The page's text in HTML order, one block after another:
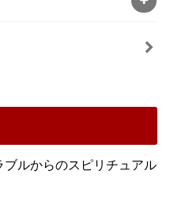
ブルからのスピリチュアル